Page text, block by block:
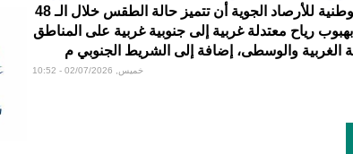
توقعت الهيئة الوطنية للأرصاد الجوية أن تتميز حالة الطقس خلال الـ 48
رياح معتدلة غربية إلى جنوبية غربية على المناطق
الغربية والوسطى، إضافة إلى الشريط الجنوبي م
خميس, 02/07/2026 - 10:52